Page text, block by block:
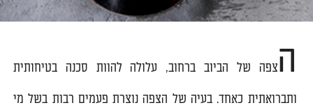
הצפה של הביוב ברחוב, עלולה להוות סכנה בטיחותית
ותברואתית כאחד. בעיה של הצפה נוצרת פעמים רבות בשל מי